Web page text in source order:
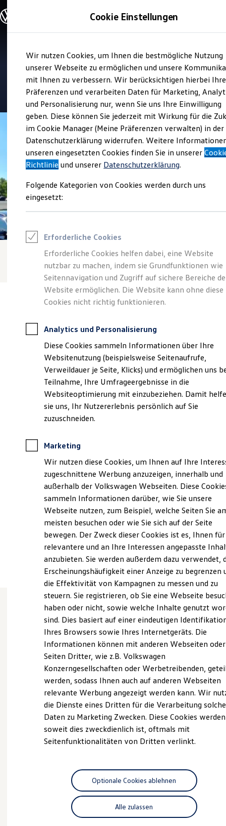
Hauptinhalt
springen
Footer
springen
Modelle und Konfigurator
Modelle vergleichen
Elektroautos
ENERGY Sondermodelle
Nutzfahrzeuge
SUV und CUV
Familienautos
Kombis
Kompaktwagen
Sportwagen
Schnell verfügbare Fahrzeuge
Angebote und Produkte
Aktuelle Angebote
E-Auto-Förderung
Volkswagen Marktplatz
Junge Gebrauchtwagen und Gebrauchtwagen
Volkswagen Zertifizierte Gebrauchtwagen
Zubehör- und Serviceangebote
Leasing
Leasing-Angebote
Gebrauchtwagen Leasing
Junge Gebrauchtwagen-Leasing
Elektroauto Leasing
Kleinwagen-Leasing
Leasing ohne Anzahlung
Finanzierung
Kfz-Versicherung
Restschuldversicherungen
Garantien
Wartungsverträge
Geschäftskunden
Professional Class bei Volkswagen
Großkunden
Behörden
Direktkunden
Sonderfahrzeuge
Anpfiff zum Gewinn
Elektroautos
ID. Tutorials
Elektrofahrzeugkonzepte
Reichweite
Reichweite der ID. Modelle
Reichweite im Winter
Laden
Laden unterwegs
Laden Zuhause
Ladestationen finden
Ladezeitensimulator
Batterie
Sicherheit
Garantie und Lebensdauer
Nachhaltigkeit
Technologie
Kosten und Kauf
Verbrauchskosten
Kaufoptionen
E-Auto-Förderung
Software und Konnektivität
ID. Software Versionen und Updates
Digitale Extras
Schnittstellen zu Ihrem ID.
Hybridautos
Marke und Erlebnis
Volkswagen R und R Experience
R-Modelle
Driving Experience
Volkswagen entdecken
Lifestyle Shop
T-Roc Kollektion
Golf Kollektion
ID. Kollektion
Volkswagen Kollektion
R-Kollektion
Verkauf und Service
Autocenter Gaus
4.9| 631 Bewertungen
Verantwortlich für die Inhalte auf dieser Seite ist die Autocenter
Gaus GmbH & Co. KG (Impressum & Rechtliches)
Dingerdisser Straße 1, 33699 Bielefeld
info@autocenter-gaus.de
Montag
Sonntag
Geschlossen
Ansprechpartner
Wie können wir
Ihnen weiterhelfen?
Probefahrt vereinbaren
Servicetermin buchen
Cookie Einstellungen
Wir nutzen Cookies, um Ihnen die bestmögliche Nutzung
unserer Webseite zu ermöglichen und unsere
mit Ihnen zu verbessern. Wir berücksichtigen hierbei Ihre
Präferenzen und verarbeiten Daten für Marketing,
und Personalisierung nur, wenn Sie uns Ihre Einwilligung
geben. Diese können Sie jederzeit mit Wirkung für die
im Cookie Manager (Meine Präferenzen verwalten) in der
Datenschutzerklärung widerrufen. Weitere
unseren eingesetzten Cookies finden Sie in unserer
Richtlinie und unserer Datenschutzerklärung.
Folgende Kategorien von Cookies werden durch uns
eingesetzt:
Erforderliche Cookies
Erforderliche Cookies helfen dabei, eine Website
nutzbar zu machen, indem sie Grundfunktionen wie
Seitennavigation und Zugriff auf sichere Bereiche
Website ermöglichen. Die Website kann ohne diese
Cookies nicht richtig funktionieren.
Analytics und Personalisierung
Diese Cookies sammeln Informationen über Ihre
Websitenutzung (beispielsweise Seitenaufrufe,
Verweildauer je Seite, Klicks) und ermöglichen uns
Teilnahme, Ihre Umfrageergebnisse in die
Websiteoptimierung mit einzubeziehen. Damit
sie uns, Ihr Nutzererlebnis persönlich auf Sie
zuzuschneiden.
Marketing
Wir nutzen diese Cookies, um Ihnen auf Ihre
zugeschnittene Werbung anzuzeigen, innerhalb und
außerhalb der Volkswagen Webseiten. Diese
sammeln Informationen darüber, wie Sie unsere
Webseite nutzen, zum Beispiel, welche Seiten Sie
meisten besuchen oder wie Sie sich auf der Seite
bewegen. Der Zweck dieser Cookies ist es, Ihnen für
relevantere und an Ihre Interessen angepasste
anzubieten. Sie werden außerdem dazu verwendet,
Erscheinungshäufigkeit einer Anzeige zu begrenzen
die Effektivität von Kampagnen zu messen und zu
steuern. Sie registrieren, ob Sie eine Webseite
haben oder nicht, sowie welche Inhalte genutzt
sind. Dies basiert auf einer eindeutigen
Ihres Browsers sowie Ihres Internetgeräts. Die
Informationen können mit anderen Webseiten oder
Seiten Dritter, wie z.B. Volkswagen
Konzerngesellschaften oder Werbetreibenden,
werden, sodass Ihnen auch auf anderen Webseiten
relevante Werbung angezeigt werden kann. Wir
die Dienste eines Dritten für die Verarbeitung
Daten zu Marketing Zwecken. Diese Cookies
soweit dies zweckdienlich ist, oftmals mit
Seitenfunktionalitäten von Dritten verlinkt.
Alle zulassen
Optionale Cookies ablehnen